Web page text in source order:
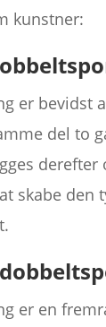
kunstner:
er bevidst
del to
derefter
skabe den
er en